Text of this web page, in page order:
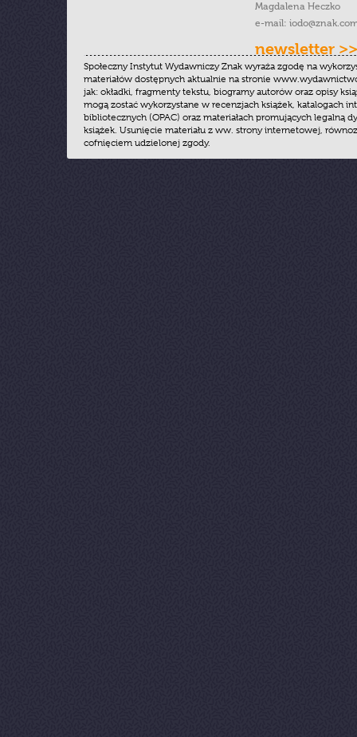
Magdalena Heczko
e-mail:
newsletter >>
Społeczny Instytut Wydawniczy Znak wyraża zgodę na
materiałów dostępnych aktualnie na stronie
jak: okładki, fragmenty tekstu, biogramy autorów oraz opisy
mogą zostać wykorzystane w recenzjach książek, katalogach
bibliotecznych (OPAC) oraz materiałach promujących legalną
książek. Usunięcie materiału z ww. strony internetowej,
cofnięciem udzielonej zgody.